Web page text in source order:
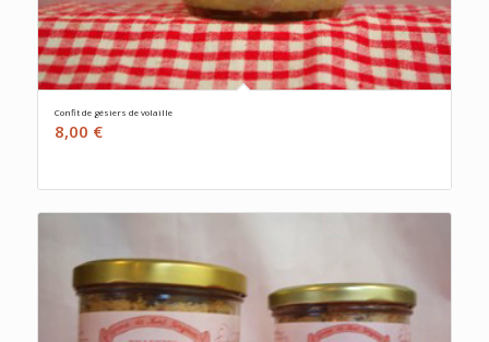
Confit de gésiers de volaille
8,00 €